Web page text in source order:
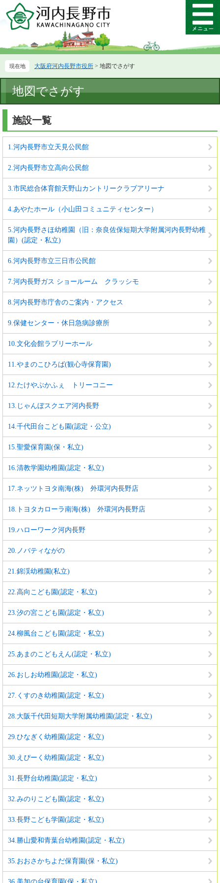
ー
先
す。
ニ
を
し
文
メ
ニ
ー
大阪府河内長野市役所 > 地図でさがす
文
地図でさがす
施設一覧
1.河内長野市立天見公民館
2.河内長野市立高向公民館
3.市民総合体育館天野山カントリークラブアリーナ
4.あやたホール（小山田コミュニティセンター）
5.河内長野さほ幼稚園（旧：奈良佐保短期大学附属河内長野幼稚
園）(認定・私立)
6.河内長野市立三日市公民館
7.河内長野ガス ショールーム クラッシモ
8.河内長野市庁舎のご案内・アクセス
9.保健センター・休日急病診療所
10.文化会館ラブリーホール
11.やまのこひろば(観心寺保育園)
12.たけやぶかふぇ トリーコニー
13.じゃんぼスクエア河内長野
14.千代田台こども園(認定・公立)
15.聖愛保育園(保・私立)
16.清教学園幼稚園(認定・私立)
17.ネッツトヨタ南海(株) 外環河内長野店
18.トヨタカローラ南海(株) 外環河内長野店
19.ハローワーク河内長野
20.ノバティながの
21.錦渓幼稚園(私立)
22.高向こども園(認定・私立)
23.汐の宮こども園(認定・私立)
24.柳風台こども園(認定・私立)
25.あまのこどもえん(認定・私立)
26.おしお幼稚園(認定・私立)
27.くすのき幼稚園(認定・私立)
28.大阪千代田短期大学附属幼稚園(認定・私立)
29.ひなぎく幼稚園(認定・私立)
30.えぴーく幼稚園(認定・私立)
31.長野台幼稚園(認定・私立)
32.みのりこども園(認定・私立)
33.長野こども学園(認定・私立)
34.勝山愛和青葉台幼稚園(認定・私立)
35.おおさかちよだ保育園(保・私立)